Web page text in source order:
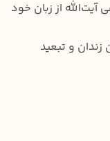
از زبان خود
و تبعید